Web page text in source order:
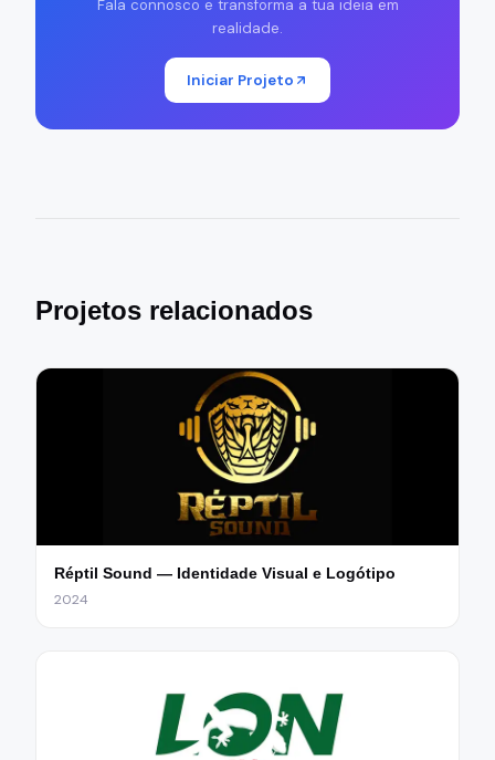
Fala connosco e transforma a tua ideia em
realidade.
Iniciar Projeto
Projetos relacionados
Réptil Sound — Identidade Visual e Logótipo
2024